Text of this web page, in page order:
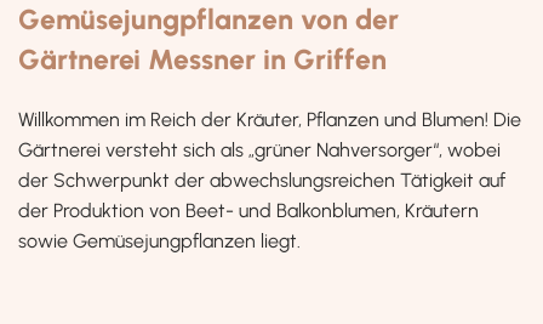
Gemüsejungpflanzen von der
Gärtnerei Messner in Griffen
Willkommen im Reich der Kräuter, Pflanzen und Blumen! Die
Gärtnerei versteht sich als „grüner Nahversorger“, wobei
der Schwerpunkt der abwechslungsreichen Tätigkeit auf
der Produktion von Beet- und Balkonblumen, Kräutern
sowie Gemüsejungpflanzen liegt.